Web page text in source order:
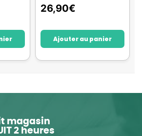
26,90€
Ajouter au panier
magasin
2 heures